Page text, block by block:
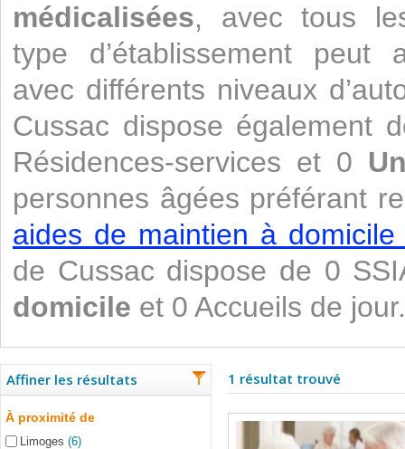
médicalisées, avec tous
type d’établissement peut
avec différents niveaux
Cussac dispose également
Résidences-services et 0
personnes âgées préférant
aides de maintien à
de Cussac dispose de 0
domicile et 0 Accueils de jour.
Affiner les résultats
À proximité de
Limoges (6)
1 résultat trouvé